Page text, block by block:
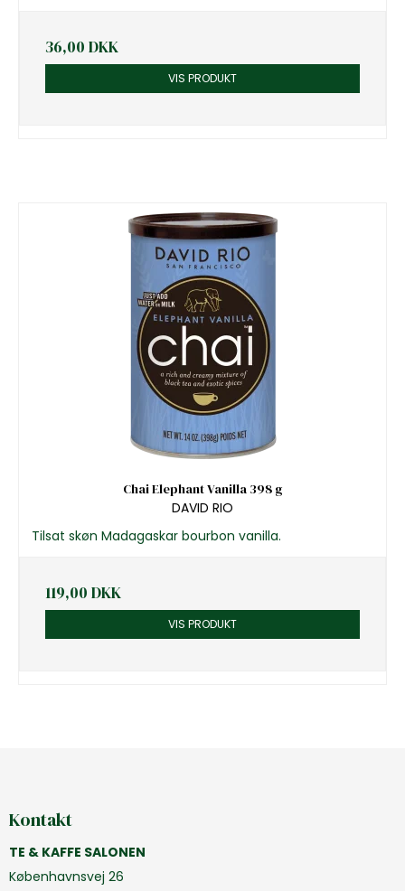
36,00 DKK
VIS PRODUKT
Chai Elephant Vanilla 398 g
DAVID RIO
Tilsat skøn Madagaskar bourbon vanilla.
119,00 DKK
VIS PRODUKT
Kontakt
TE & KAFFE SALONEN
Københavnsvej 26